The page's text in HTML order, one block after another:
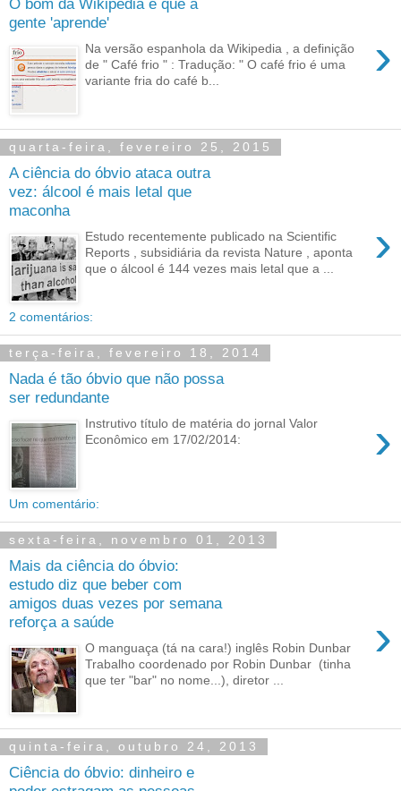
O bom da Wikipedia é que a
gente 'aprende'
›
Na versão espanhola da Wikipedia , a definição
de " Café frio " : Tradução: " O café frio é uma
variante fria do café b...
quarta-feira, fevereiro 25, 2015
A ciência do óbvio ataca outra
vez: álcool é mais letal que
maconha
›
Estudo recentemente publicado na Scientific
Reports , subsidiária da revista Nature , aponta
que o álcool é 144 vezes mais letal que a ...
2 comentários:
terça-feira, fevereiro 18, 2014
Nada é tão óbvio que não possa
ser redundante
›
Instrutivo título de matéria do jornal Valor
Econômico em 17/02/2014:
Um comentário:
sexta-feira, novembro 01, 2013
Mais da ciência do óbvio:
estudo diz que beber com
amigos duas vezes por semana
reforça a saúde
›
O manguaça (tá na cara!) inglês Robin Dunbar
Trabalho coordenado por Robin Dunbar (tinha
que ter "bar" no nome...), diretor ...
quinta-feira, outubro 24, 2013
Ciência do óbvio: dinheiro e